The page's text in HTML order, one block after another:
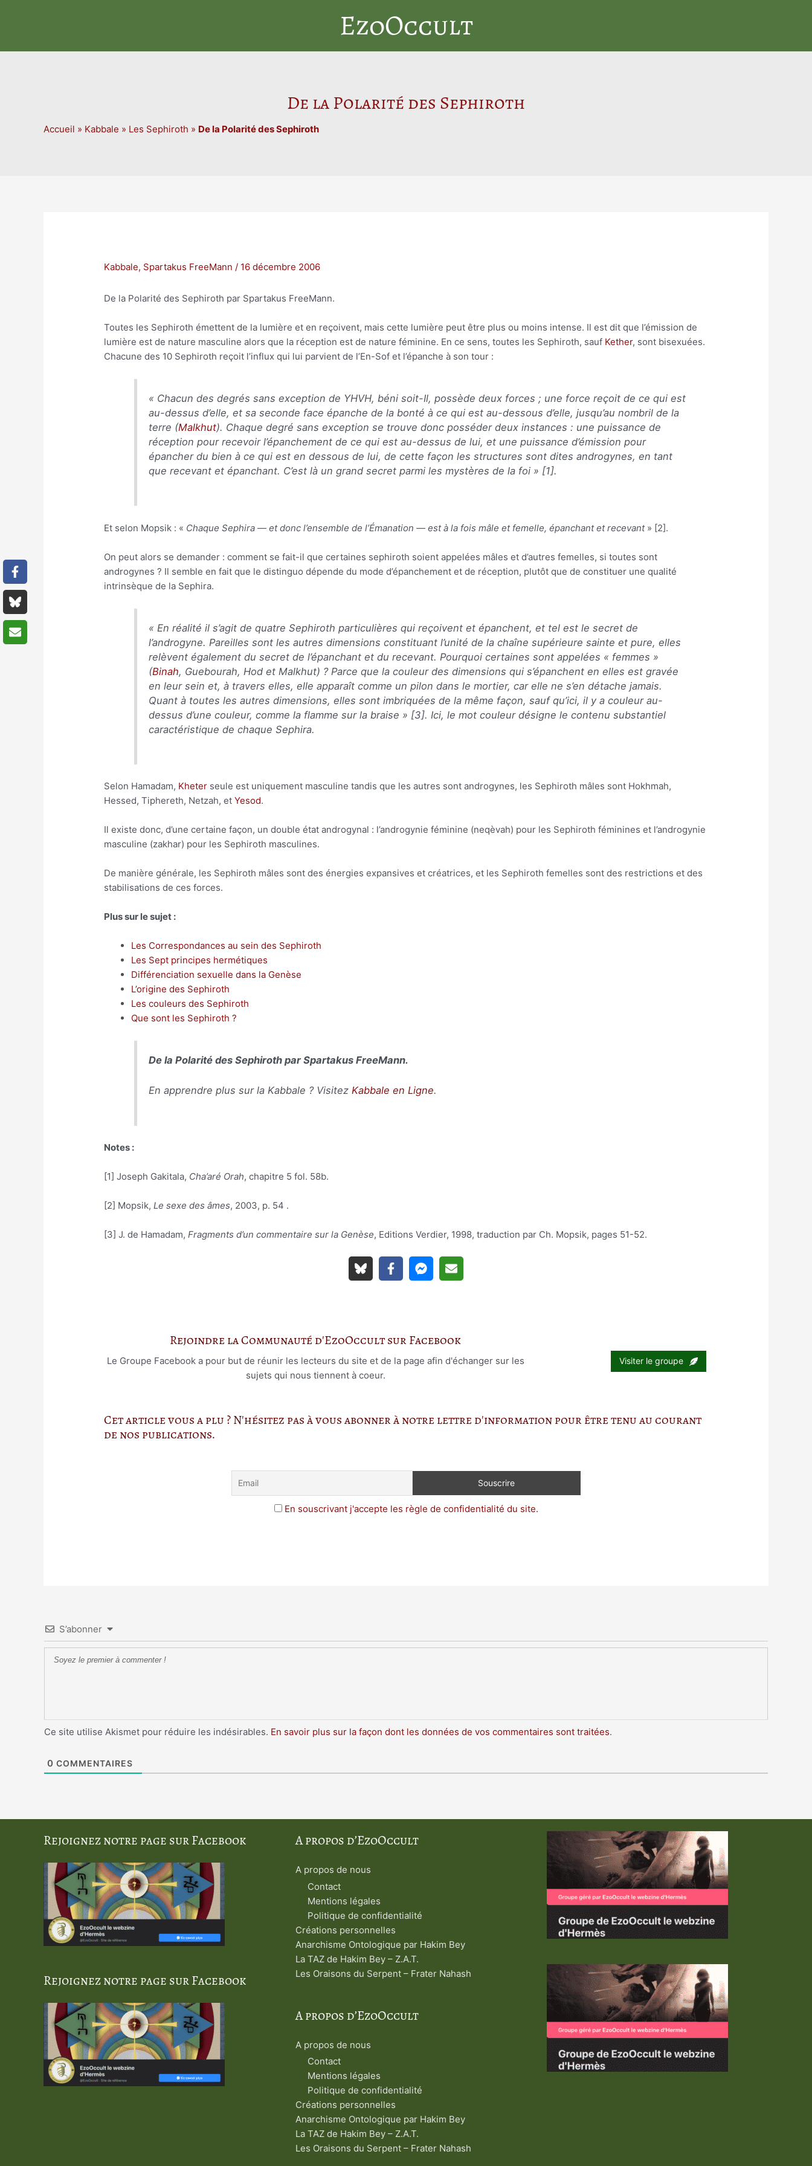
EzoOccult
De la Polarité des Sephiroth
Accueil » Kabbale » Les Sephiroth » De la Polarité des Sephiroth
Kabbale, Spartakus FreeMann / 16 décembre 2006
De la Polarité des Sephiroth par Spartakus FreeMann.
Toutes les Sephiroth émettent de la lumière et en reçoivent, mais cette lumière peut être plus ou moins intense. Il est dit que l’émission de
lumière est de nature masculine alors que la réception est de nature féminine. En ce sens, toutes les Sephiroth, sauf Kether, sont bisexuées.
Chacune des 10 Sephiroth reçoit l’influx qui lui parvient de l’En-Sof et l’épanche à son tour :
« Chacun des degrés sans exception de YHVH, béni soit-Il, possède deux forces ; une force reçoit de ce qui est
au-dessus d’elle, et sa seconde face épanche de la bonté à ce qui est au-dessous d’elle, jusqu’au nombril de la
terre (Malkhut). Chaque degré sans exception se trouve donc posséder deux instances : une puissance de
réception pour recevoir l’épanchement de ce qui est au-dessus de lui, et une puissance d’émission pour
épancher du bien à ce qui est en dessous de lui, de cette façon les structures sont dites androgynes, en tant
que recevant et épanchant. C’est là un grand secret parmi les mystères de la foi » [1].
Et selon Mopsik : « Chaque Sephira — et donc l’ensemble de l’Émanation — est à la fois mâle et femelle, épanchant et recevant» [2].
On peut alors se demander : comment se fait-il que certaines sephiroth soient appelées mâles et d’autres femelles, si toutes sont
androgynes ? Il semble en fait que le distinguo dépende du mode d’épanchement et de réception, plutôt que de constituer une qualité
intrinsèque de la Sephira.
« En réalité il s’agit de quatre Sephiroth particulières qui reçoivent et épanchent, et tel est le secret de
l’androgyne. Pareilles sont les autres dimensions constituant l’unité de la chaîne supérieure sainte et pure, elles
relèvent également du secret de l’épanchant et du recevant. Pourquoi certaines sont appelées « femmes »
(Binah, Guebourah, Hod et Malkhut) ? Parce que la couleur des dimensions qui s’épanchent en elles est gravée
en leur sein et, à travers elles, elle apparaît comme un pilon dans le mortier, car elle ne s’en détache jamais.
Quant à toutes les autres dimensions, elles sont imbriquées de la même façon, sauf qu’ici, il y a couleur au-
dessus d’une couleur, comme la flamme sur la braise » [3]. Ici, le mot couleur désigne le contenu substantiel
caractéristique de chaque Sephira.
Selon Hamadam, Kheter seule est uniquement masculine tandis que les autres sont androgynes, les Sephiroth mâles sont Hokhmah,
Hessed, Tiphereth, Netzah, etYesod.
Il existe donc, d’une certaine façon, un double état androgynal : l’androgynie féminine (neqèvah) pour les Sephiroth féminines et l’androgynie
masculine (zakhar) pour les Sephiroth masculines.
De manière générale, les Sephiroth mâles sont des énergies expansives et créatrices, et les Sephiroth femelles sont des restrictions et des
stabilisations de ces forces.
Plus sur le sujet :
Les Correspondances au sein des Sephiroth
Les Sept principes hermétiques
Différenciation sexuelle dans la Genèse
L’origine des Sephiroth
Les couleurs des Sephiroth
Que sont les Sephiroth ?
De la Polarité des Sephiroth par Spartakus FreeMann.
En apprendre plus sur la Kabbale ? VisitezKabbale en Ligne.
Notes :
[1] Joseph Gakitala, Cha’aré Orah, chapitre 5 fol. 58b.
[2] Mopsik,Le sexe des âmes, 2003, p. 54 .
[3] J. de Hamadam,Fragments d’un commentaire sur la Genèse, Editions Verdier, 1998, traduction par Ch. Mopsik, pages 51-52.
Rejoindre la Communauté d'EzoOccult sur Facebook
Le Groupe Facebook a pour but de réunir les lecteurs du site et de la page afin d'échanger sur les
sujets qui nous tiennent à coeur.
Visiter le groupe
Cet article vous a plu ? N'hésitez pas à vous abonner à notre lettre d'information pour être tenu au courant
de nos publications.
En souscrivant j'accepte les règle de confidentialité du site.
S’abonner
Ce site utilise Akismet pour réduire les indésirables. En savoir plus sur la façon dont les données de vos commentaires sont traitées.
0 COMMENTAIRES
Rejoignez notre page sur Facebook
Rejoignez notre page sur Facebook
A propos d’EzoOccult
A propos de nous
Contact
Mentions légales
Politique de confidentialité
Créations personnelles
Anarchisme Ontologique par Hakim Bey
La TAZ de Hakim Bey – Z.A.T.
Les Oraisons du Serpent – Frater Nahash
A propos d’EzoOccult
A propos de nous
Contact
Mentions légales
Politique de confidentialité
Créations personnelles
Anarchisme Ontologique par Hakim Bey
La TAZ de Hakim Bey – Z.A.T.
Les Oraisons du Serpent – Frater Nahash